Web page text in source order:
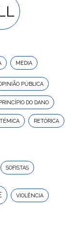
MEDIA
PÚBLICA
DO DANO
RETÓRICA
SOFISTAS
VIOLÊNCIA